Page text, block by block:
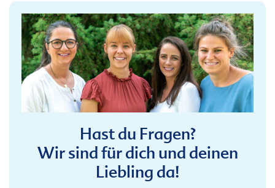
Hast du Fragen?
Wir sind für dich und deinen
Liebling da!